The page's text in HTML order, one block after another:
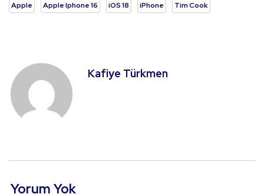
Apple Apple Iphone 16 iOS 18 iPhone Tim Cook
Kafiye Türkmen
Yorum Yok